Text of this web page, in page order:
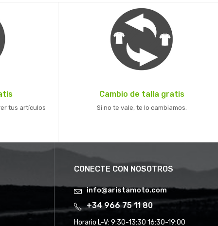
tus artículos
Cambio de talla gratis
Si no te vale, te lo cambiamos.
CONECTE CON NOSOTROS
info@aristamoto.com
+34 966 75 11 80
Horario L-V: 9:30-13:30 16:30-19:00